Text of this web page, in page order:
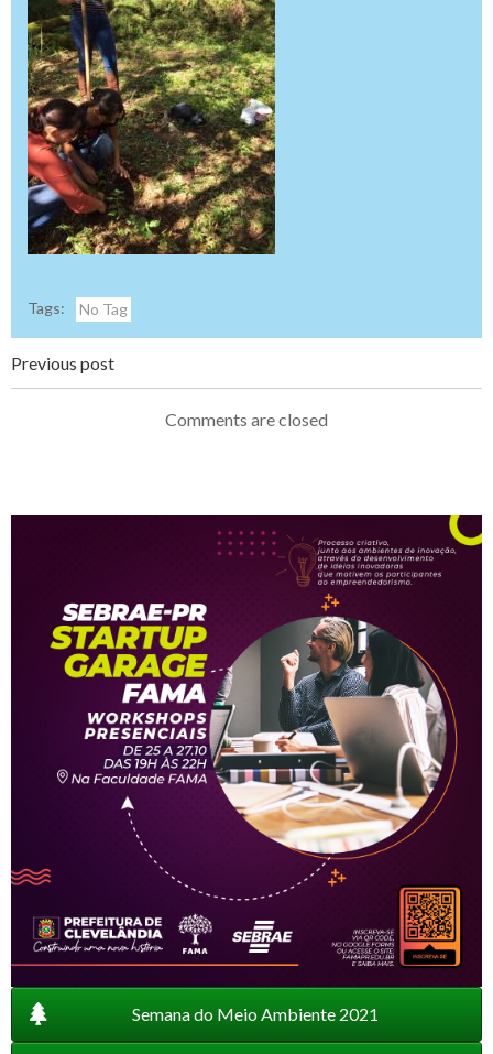
Tags: No Tag
Navegação
Previous post
Comments are closed
Semana do Meio Ambiente 2021